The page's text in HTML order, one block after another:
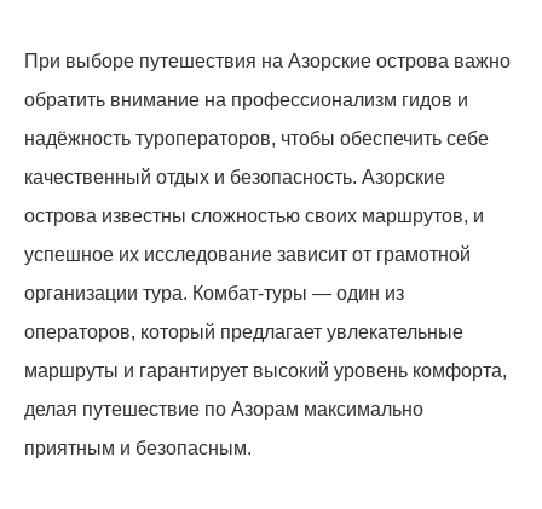
При выборе путешествия на Азорские острова важно
обратить внимание на профессионализм гидов и
надёжность туроператоров, чтобы обеспечить себе
качественный отдых и безопасность. Азорские
острова известны сложностью своих маршрутов, и
успешное их исследование зависит от грамотной
организации тура. Комбат-туры — один из
операторов, который предлагает увлекательные
маршруты и гарантирует высокий уровень комфорта,
делая путешествие по Азорам максимально
приятным и безопасным.